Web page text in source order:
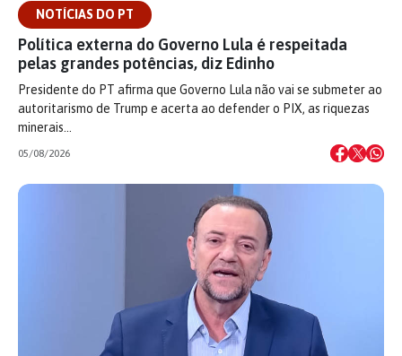
NOTÍCIAS DO PT
Política externa do Governo Lula é respeitada
pelas grandes potências, diz Edinho
Presidente do PT afirma que Governo Lula não vai se submeter ao
autoritarismo de Trump e acerta ao defender o PIX, as riquezas
minerais…
05/08/2026